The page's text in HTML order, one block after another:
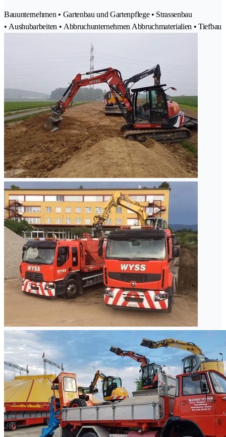
Bauunternehmen • Gartenbau und Gartenpflege • Strassenbau
• Aushubarbeiten • Abbruchunternehmen Abbruchmaterialien • Tiefbau